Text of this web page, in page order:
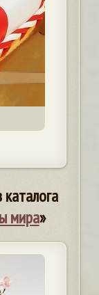
мира»